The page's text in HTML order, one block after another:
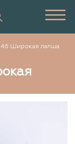
Широкая лапша